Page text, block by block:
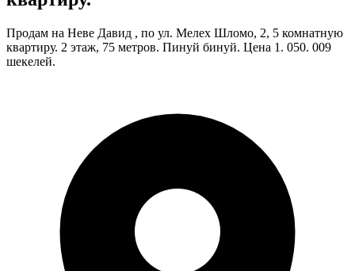
Продам на Неве Давид , по ул. Мелех Шломо, 2, 5 комнатную
квартиру. 2 этаж, 75 метров. Пинуй бинуй. Цена 1. 050. 009
шекелей.